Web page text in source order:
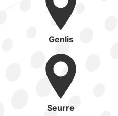
Genlis
Seurre